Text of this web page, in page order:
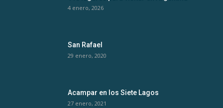
4 enero, 2026
San Rafael
29 enero, 2020
Acampar en los Siete Lagos
27 enero, 2021